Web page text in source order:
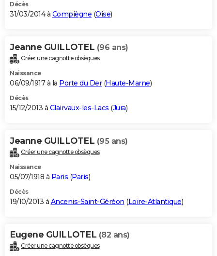
Décès
31/03/2014 à Compiègne (Oise)
Jeanne GUILLOTEL (96 ans)
Créer une cagnotte obsèques
Naissance
06/09/1917 à la Porte du Der(Haute-Marne)
Décès
15/12/2013 à Clairvaux-les-Lacs (Jura)
Jeanne GUILLOTEL (95 ans)
Créer une cagnotte obsèques
Naissance
05/07/1918 à Paris (Paris)
Décès
19/10/2013 à Ancenis-Saint-Géréon (Loire-Atlantique)
Eugene GUILLOTEL (82 ans)
Créer une cagnotte obsèques